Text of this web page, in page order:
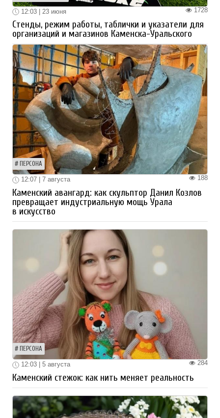
1728
12:03 | 23 июня
Стенды, режим работы, таблички и указатели для
организаций и магазинов Каменска-Уральского
ПЕРСОНА
188
12:07 | 7 августа
Каменский авангард: как скульптор Данил Козлов
превращает индустриальную мощь Урала
в искусство
ПЕРСОНА
284
12:03 | 5 августа
Каменский стежок: как нить меняет реальность